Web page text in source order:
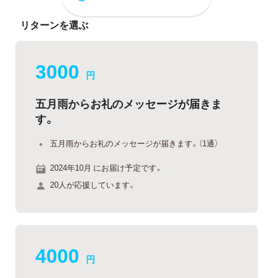
リターンを選ぶ
3000 円
五月雨からお礼のメッセージが届きま
す。
五月雨からお礼のメッセージが届きます。（1通）
2024年10月 にお届け予定です。
20人が応援しています。
4000 円